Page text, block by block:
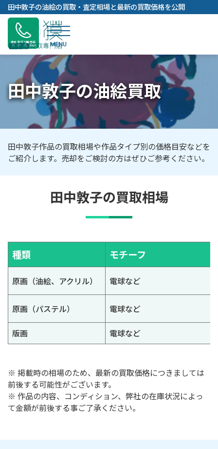
内
容
キ
田中敦子の油絵の買取・査定相場と最新の買取価格を公開
無料通話
田中敦子の油絵買取
田中敦子作品の買取相場や作品タイプ別の価格目安などを
ご紹介します。売却をご検討の方はぜひご参考ください。
田中敦子の買取相場
種類 モチーフ
原画（油絵、アクリル） 電球など
原画（パステル） 電球など
版画 電球など
※ 掲載時の相場のため、最新の買取価格につきましては
前後する可能性がございます。
※ 作品の内容、コンディション、弊社の在庫状況によっ
て金額が前後する事ご了承ください。